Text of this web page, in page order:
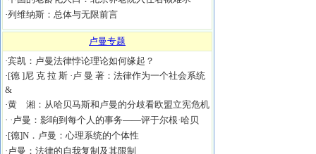
·列维纳斯：总体与无限前言
卢曼专题
·宾凯：卢曼法律悖论理论如何缘起？
·[德 ]尼 克 拉 斯 ·卢 曼 著：法律作为一个社会系统
&
·黄 湘：从哈贝马斯和卢曼的分歧看欧盟立宪危机
· ·卢曼：影响到每个人的事务——评于尔根·哈贝
·[德]N．卢曼：心理系统的个体性
·卢曼：法律的自我复制及其限制